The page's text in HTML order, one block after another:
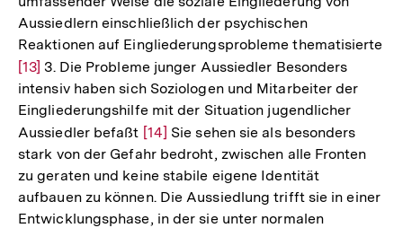
Aussiedlern einschließlich der psychischen
Reaktionen auf Eingliederungsprobleme thematisierte
Zur
Auflösung
der
Fußnote
[13] 3. Die Probleme junger Aussiedler Besonders
intensiv haben sich Soziologen und Mitarbeiter der
Eingliederungshilfe mit der Situation jugendlicher
Aussiedler befaßt Zur
Auflösung
der
Fußnote
[14] Sie sehen sie als besonders
stark von der Gefahr bedroht, zwischen alle Fronten
zu geraten und keine stabile eigene Identität
aufbauen zu können. Die Aussiedlung trifft sie in einer
Entwicklungsphase, in der sie unter normalen